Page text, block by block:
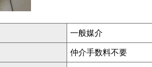
一般媒介
仲介手数料不要